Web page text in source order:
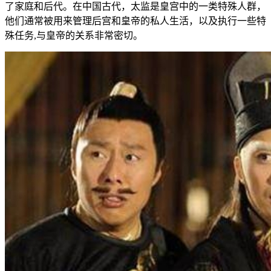
了家庭和后代。在中国古代，太监是皇宫中的一类特殊人群，
他们通常被用来管理后宫和皇帝的私人生活，以及执行一些特
殊任务,与皇帝的关系非常密切。